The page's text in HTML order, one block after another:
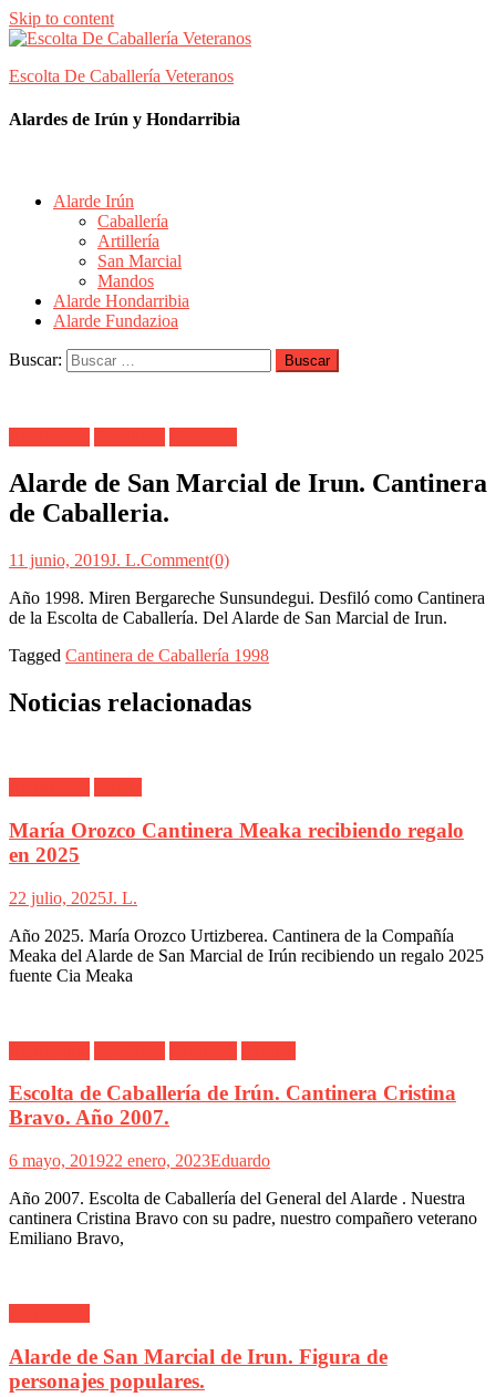
Skip to content
Escolta De Caballería Veteranos
Alardes de Irún y Hondarribia
Alarde Irún
Caballería
Artillería
San Marcial
Mandos
Alarde Hondarribia
Alarde Fundazioa
Buscar:
Alarde de San Marcial de Irun. Cantinera
de Caballeria.
11 junio, 2019J. L.Comment(0)
Año 1998. Miren Bergareche Sunsundegui. Desfiló como Cantinera
de la Escolta de Caballería. Del Alarde de San Marcial de Irun.
Tagged Cantinera de Caballería 1998
Noticias relacionadas
María Orozco Cantinera Meaka recibiendo regalo
en 2025
22 julio, 2025J. L.
Año 2025. María Orozco Urtizberea. Cantinera de la Compañía
Meaka del Alarde de San Marcial de Irún recibiendo un regalo 2025
fuente Cia Meaka
Escolta de Caballería de Irún. Cantinera Cristina
Bravo. Año 2007.
6 mayo, 201922 enero, 2023Eduardo
Año 2007. Escolta de Caballería del General del Alarde . Nuestra
cantinera Cristina Bravo con su padre, nuestro compañero veterano
Emiliano Bravo,
Alarde de San Marcial de Irun. Figura de
personajes populares.